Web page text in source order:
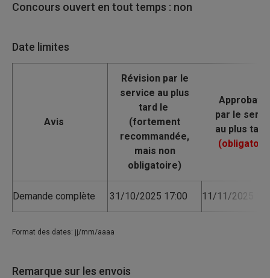
Concours ouvert en tout temps : non
Date limites
Avis
Demande complète 31/10/2025 17:00 11/11/2025
Format des dates: jj/mm/aaaa
Remarque sur les envois